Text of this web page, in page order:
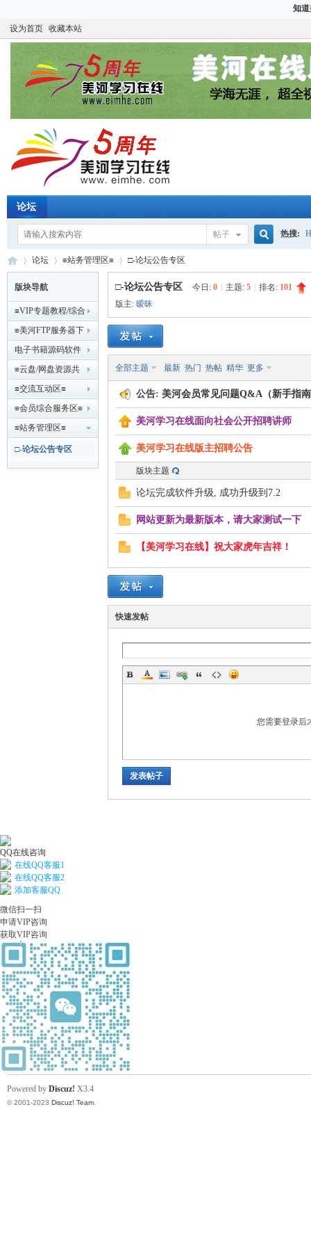
知
设为首页 收藏本站
论坛
帖子 热搜:
美
在
线
»
论坛
›
≡站务管理区≡
›
□-论坛公告专区
版块导航
≡VIP专题教程/综合
教程发布区≡
≡美河FTP服务器下
载区≡
电子书籍源码软件
工具 网盘下载区
≡云盘/网盘资源共
享区≡
≡交流互动区≡
≡会员综合服务区≡
≡站务管理区≡
□-论坛公告专区
□-论坛公告专区 今日: 0 主题: 5 排名: 101
版主: 暧昧
全部主题 最新 热门 热帖 精华 更多
公告: 美河会员常见问题Q&A（新手指
美河学习在线面向社会公开招聘讲师
美河学习在线版主招聘公告
版块主题
论坛完成软件升级, 成功升级到7.2
网站更新为最新版本，请大家测试一下
【美河学习在线】祝大家虎年吉祥！
快速发帖
您需要登录后
发表帖子
QQ在线咨询
在线QQ客服1
在线QQ客服2
添加客服QQ
微信扫一扫
申请VIP咨询
获取VIP咨询
Powered by Discuz! X3.4
© 2001-2023 Discuz! Team